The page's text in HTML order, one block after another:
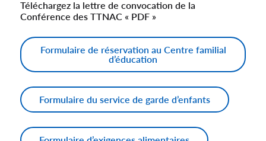
File
Téléchargez la lettre de convocation de la
Conférence des TTNAC « PDF »
Formulaire de réservation au Centre familial
d’éducation
Formulaire du service de garde d’enfants